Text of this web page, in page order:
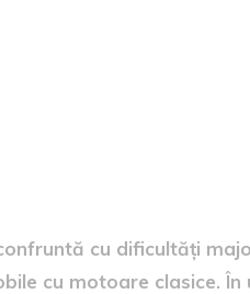
cu dificultăți
cu motoare clasice.